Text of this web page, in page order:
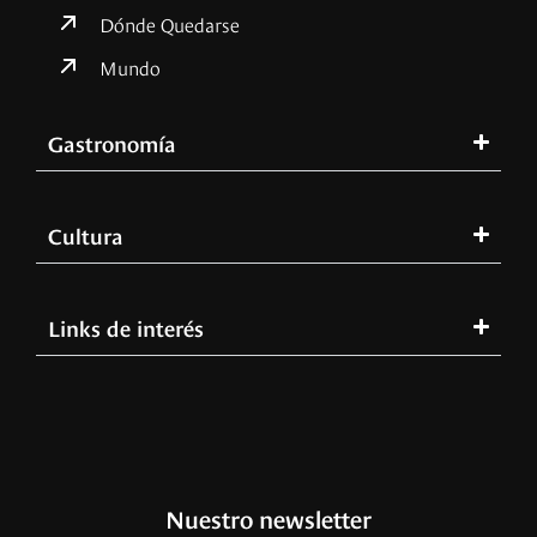
Dónde Quedarse
Mundo
Gastronomía
Cultura
Links de interés
Nuestro newsletter